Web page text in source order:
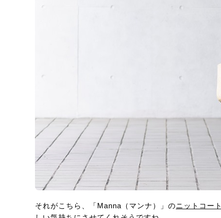
それがこちら、「Manna（マンナ）」のニットコート